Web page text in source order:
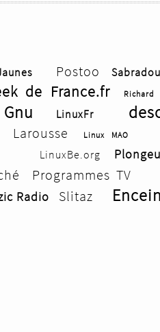
Postoo Sabradou
de France.fr Richard
Gnu LinuxFr
Larousse Linux MAO
LinuxBe.org
Programmes TV
Radio Slitaz